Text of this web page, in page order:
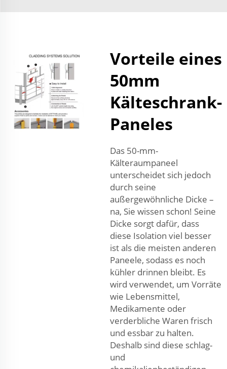
Vorteile eines
50mm
Kälteschrank-
Paneles
Das 50-mm-
Kälteraumpaneel
unterscheidet sich jedoch
durch seine
außergewöhnliche Dicke –
na, Sie wissen schon! Seine
Dicke sorgt dafür, dass
diese Isolation viel besser
ist als die meisten anderen
Paneele, sodass es noch
kühler drinnen bleibt. Es
wird verwendet, um Vorräte
wie Lebensmittel,
Medikamente oder
verderbliche Waren frisch
und essbar zu halten.
Deshalb sind diese schlag-
und